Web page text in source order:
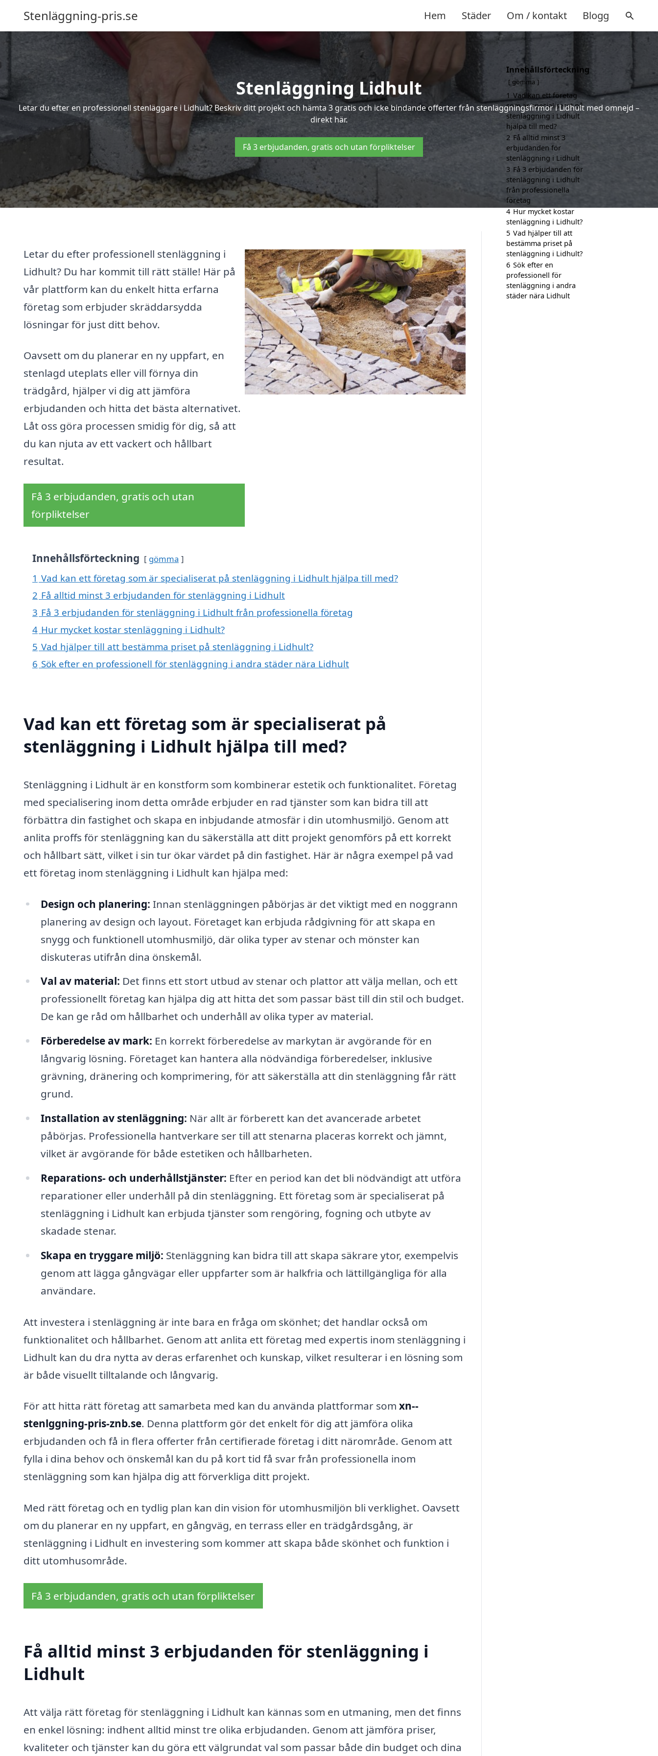
Stenläggning-pris.se Hem Städer Om / kontakt Blogg
Stenläggning Lidhult
Letar du efter en professionell stenläggare i Lidhult? Beskriv ditt projekt och hämta 3 gratis och icke bindande offerter från stenläggningsfirmor i Lidhult med omnejd –
direkt här.
Få 3 erbjudanden, gratis och utan förpliktelser
Letar du efter professionell stenläggning i
Lidhult? Du har kommit till rätt ställe! Här på
vår plattform kan du enkelt hitta erfarna
företag som erbjuder skräddarsydda
lösningar för just ditt behov.
Oavsett om du planerar en ny uppfart, en
stenlagd uteplats eller vill förnya din
trädgård, hjälper vi dig att jämföra
erbjudanden och hitta det bästa alternativet.
Låt oss göra processen smidig för dig, så att
du kan njuta av ett vackert och hållbart
resultat.
Få 3 erbjudanden, gratis och utan
förpliktelser
Innehållsförteckning gömma
1 Vad kan ett företag som är specialiserat på stenläggning i Lidhult hjälpa till med?
2 Få alltid minst 3 erbjudanden för stenläggning i Lidhult
3 Få 3 erbjudanden för stenläggning i Lidhult från professionella företag
4 Hur mycket kostar stenläggning i Lidhult?
5 Vad hjälper till att bestämma priset på stenläggning i Lidhult?
6 Sök efter en professionell för stenläggning i andra städer nära Lidhult
Vad kan ett företag som är specialiserat på
stenläggning i Lidhult hjälpa till med?
Stenläggning i Lidhult är en konstform som kombinerar estetik och funktionalitet. Företag
med specialisering inom detta område erbjuder en rad tjänster som kan bidra till att
förbättra din fastighet och skapa en inbjudande atmosfär i din utomhusmiljö. Genom att
anlita proffs för stenläggning kan du säkerställa att ditt projekt genomförs på ett korrekt
och hållbart sätt, vilket i sin tur ökar värdet på din fastighet. Här är några exempel på vad
ett företag inom stenläggning i Lidhult kan hjälpa med:
Design och planering: Innan stenläggningen påbörjas är det viktigt med en noggrann
planering av design och layout. Företaget kan erbjuda rådgivning för att skapa en
snygg och funktionell utomhusmiljö, där olika typer av stenar och mönster kan
diskuteras utifrån dina önskemål.
Val av material: Det finns ett stort utbud av stenar och plattor att välja mellan, och ett
professionellt företag kan hjälpa dig att hitta det som passar bäst till din stil och budget.
De kan ge råd om hållbarhet och underhåll av olika typer av material.
Förberedelse av mark: En korrekt förberedelse av markytan är avgörande för en
långvarig lösning. Företaget kan hantera alla nödvändiga förberedelser, inklusive
grävning, dränering och komprimering, för att säkerställa att din stenläggning får rätt
grund.
Installation av stenläggning: När allt är förberett kan det avancerade arbetet
påbörjas. Professionella hantverkare ser till att stenarna placeras korrekt och jämnt,
vilket är avgörande för både estetiken och hållbarheten.
Reparations- och underhållstjänster: Efter en period kan det bli nödvändigt att utföra
reparationer eller underhåll på din stenläggning. Ett företag som är specialiserat på
stenläggning i Lidhult kan erbjuda tjänster som rengöring, fogning och utbyte av
skadade stenar.
Skapa en tryggare miljö: Stenläggning kan bidra till att skapa säkrare ytor, exempelvis
genom att lägga gångvägar eller uppfarter som är halkfria och lättillgängliga för alla
användare.
Att investera i stenläggning är inte bara en fråga om skönhet; det handlar också om
funktionalitet och hållbarhet. Genom att anlita ett företag med expertis inom stenläggning i
Lidhult kan du dra nytta av deras erfarenhet och kunskap, vilket resulterar i en lösning som
är både visuellt tilltalande och långvarig.
För att hitta rätt företag att samarbeta med kan du använda plattformar som xn--
stenlggning-pris-znb.se. Denna plattform gör det enkelt för dig att jämföra olika
erbjudanden och få in flera offerter från certifierade företag i ditt närområde. Genom att
fylla i dina behov och önskemål kan du på kort tid få svar från professionella inom
stenläggning som kan hjälpa dig att förverkliga ditt projekt.
Med rätt företag och en tydlig plan kan din vision för utomhusmiljön bli verklighet. Oavsett
om du planerar en ny uppfart, en gångväg, en terrass eller en trädgårdsgång, är
stenläggning i Lidhult en investering som kommer att skapa både skönhet och funktion i
ditt utomhusområde.
Få 3 erbjudanden, gratis och utan förpliktelser
Få alltid minst 3 erbjudanden för stenläggning i
Lidhult
Att välja rätt företag för stenläggning i Lidhult kan kännas som en utmaning, men det finns
en enkel lösning: indhent alltid minst tre olika erbjudanden. Genom att jämföra priser,
kvaliteter och tjänster kan du göra ett välgrundat val som passar både din budget och dina
Innehållsförteckning
gömma
1 Vad kan ett företag
som är specialiserat på
stenläggning i Lidhult
hjälpa till med?
2 Få alltid minst 3
erbjudanden för
stenläggning i Lidhult
3 Få 3 erbjudanden för
stenläggning i Lidhult
från professionella
företag
4 Hur mycket kostar
stenläggning i Lidhult?
5 Vad hjälper till att
bestämma priset på
stenläggning i Lidhult?
6 Sök efter en
professionell för
stenläggning i andra
städer nära Lidhult